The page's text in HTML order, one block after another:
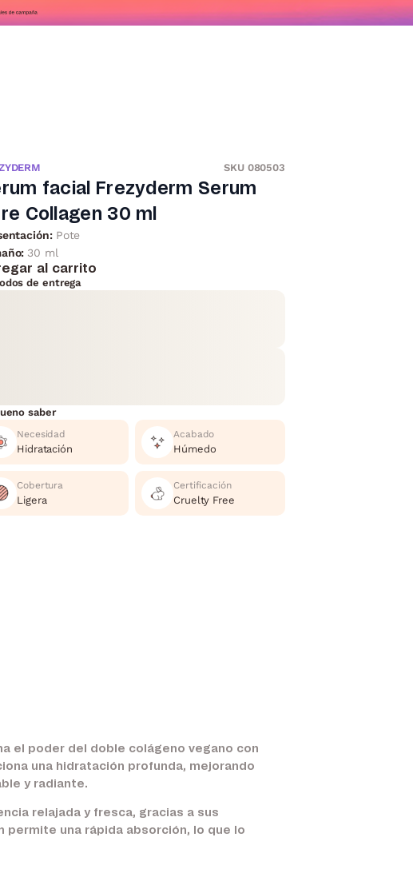
SKU 080503
facial Frezyderm Serum
Collagen 30 ml
Pote
30 ml
al carrito
de entrega
saber
Necesidad
Hidratación
Acabado
Húmedo
Cobertura
Ligera
Certificación
Cruelty Free
el poder del doble colágeno vegano con
una hidratación profunda, mejorando
y radiante.
relajada y fresca, gracias a sus
una rápida absorción, lo que lo